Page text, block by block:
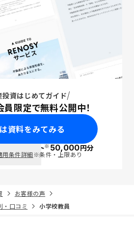
投資はじめてガイド
限定で無料公開中！
資料をみてみる
ポイント※50,000円分
用条件詳細※条件・上限あり
お客様の声
・口コミ
小学校教員